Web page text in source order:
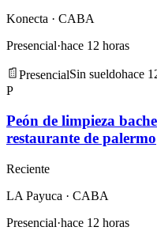
Konecta · CABA
Presencial·hace 12 horas
PresencialSin sueldohace
P
Peón de limpieza
restaurante de palermo
Reciente
LA Payuca · CABA
Presencial·hace 12 horas